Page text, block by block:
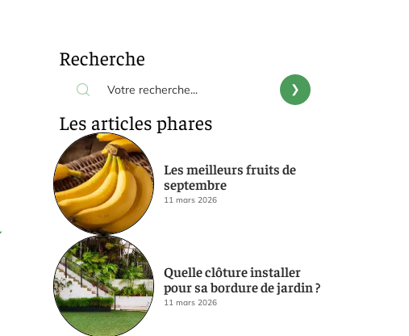
Recherche
Les articles phares
Les meilleurs fruits de
septembre
11 mars 2026
Quelle clôture installer
pour sa bordure de jardin ?
11 mars 2026